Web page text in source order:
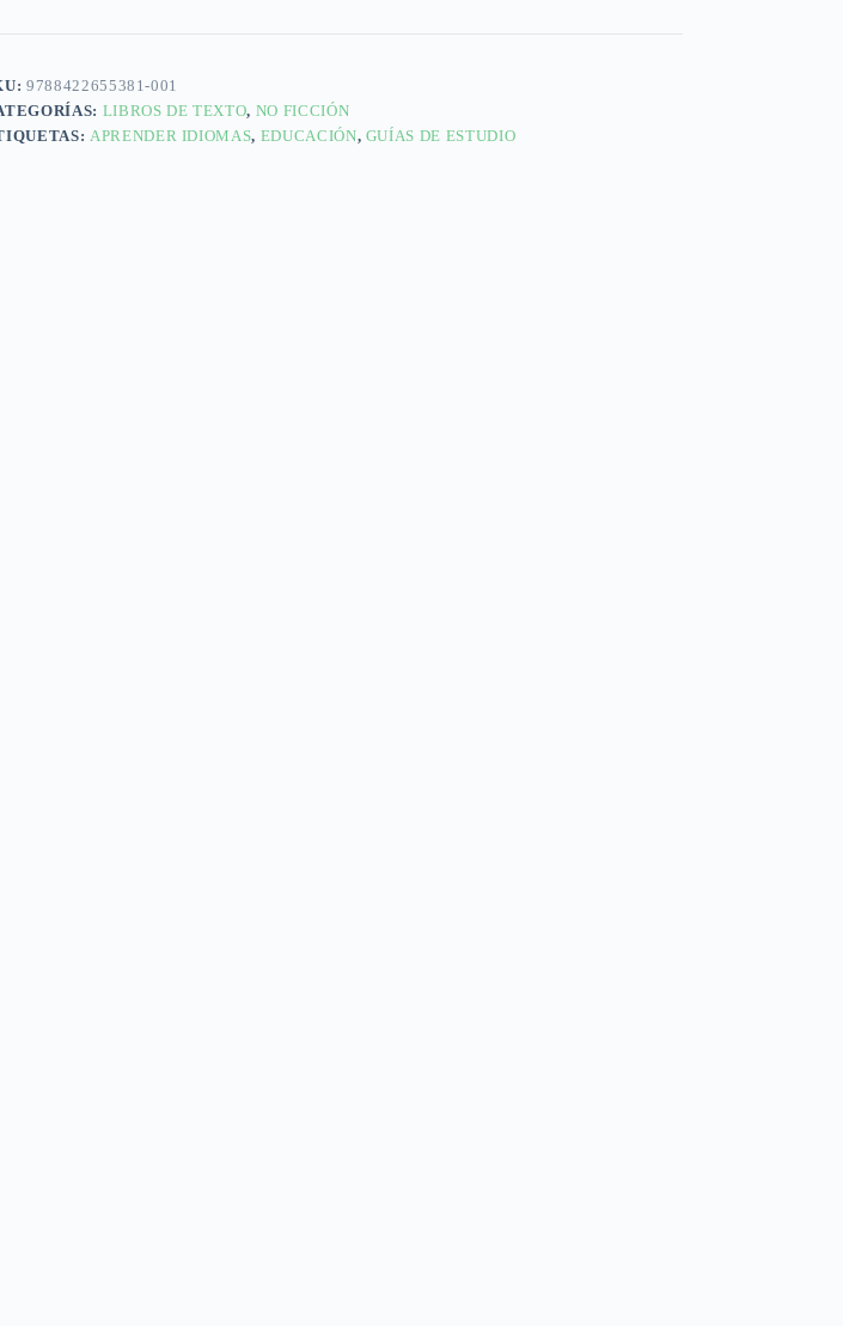
9788422655381-001
LIBROS DE TEXTO, NO FICCIÓN
APRENDER IDIOMAS, EDUCACIÓN, GUÍAS DE ESTUDIO